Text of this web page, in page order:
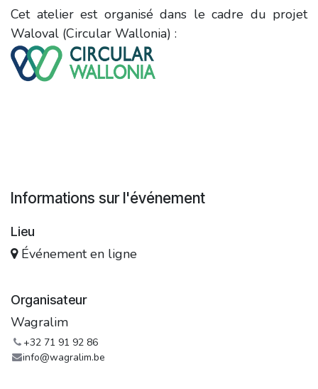
Cet atelier est organisé dans le cadre du projet
Waloval (Circular Wallonia) :
Informations sur l'événement
Lieu
Événement en ligne
Organisateur
Wagralim
+32 71 91 92 86
info@wagralim.be